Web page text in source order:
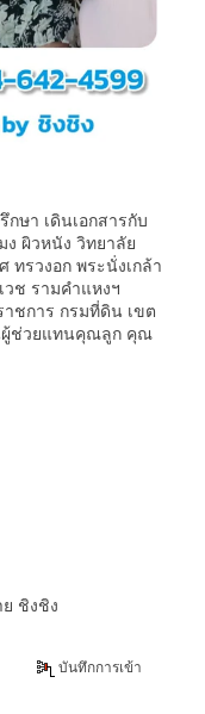
ษา เดินเอกสารกับ
ผิวหนัง วิทยาลัย
ทรวงอก พระนั่งเกล้า
ช รามคำแหงฯ
ชการ กรมที่ดิน เขต
ผู้ช่วยแทนคุณลูก คุณ
ย ชิงชิง
บันทึกการเข้า